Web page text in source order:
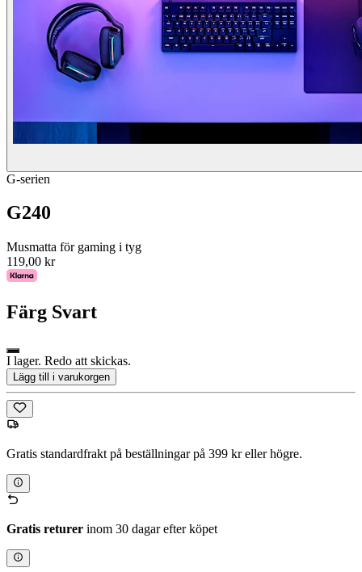
G-serien
G240
Musmatta för gaming i tyg
119,00 kr
Färg Svart
I lager. Redo att skickas.
Lägg till i varukorgen
Gratis standardfrakt på beställningar på 399 kr eller högre.
Gratis returer inom 30 dagar efter köpet